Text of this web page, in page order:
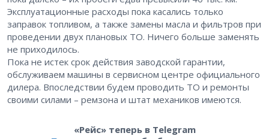
Эксплуатационные расходы пока касались только
заправок топливом, а также замены масла и фильтров при
проведении двух плановых ТО. Ничего больше заменять
не приходилось.
Пока не истек срок действия заводской гарантии,
обслуживаем машины в сервисном центре официального
дилера. Впоследствии будем проводить ТО и ремонты
своими силами – ремзона и штат механиков имеются.
«Рейс» теперь в Telegram